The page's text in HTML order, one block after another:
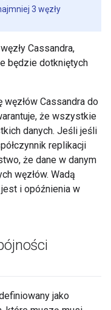
3 węzły
Cassandra,
będzie dotkniętych
Cassandra do
że wszystkie
danych. Jeśli jeśli
replikacji
że dane w danym
węzłów. Wadą
i opóźnienia w
jako